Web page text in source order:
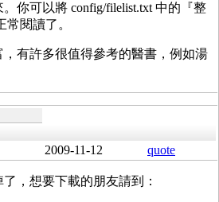
你可以將 config/filelist.txt 中的『整
閱讀了。
有許多很值得參考的醫書，例如湯
2009-11-12 quote
，想要下載的朋友請到：